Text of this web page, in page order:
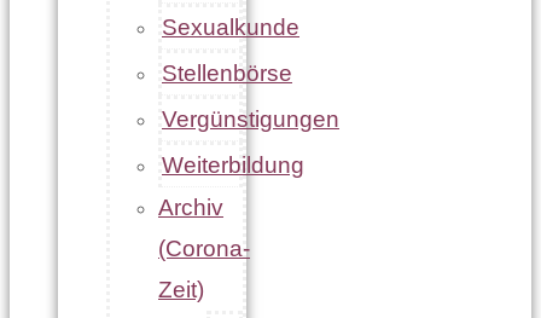
Sexualkunde
Stellenbörse
Vergünstigungen
Weiterbildung
Archiv
(Corona-
Zeit)